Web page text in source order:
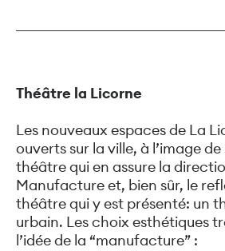
Théâtre la Licorne
Les nouveaux espaces de La
ouverts sur la ville, à l’image
théâtre qui en assure la
Manufacture et, bien sûr, le
théâtre qui y est présenté: un
urbain. Les choix esthétiques
l’idée de la “manufacture” :